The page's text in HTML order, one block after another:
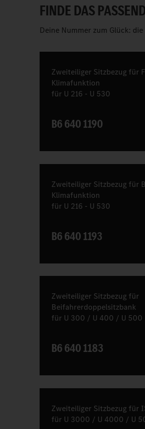
FINDE DAS
Deine Nummer zum Glück:
Zweiteiliger Sitzbezug für
Klimafunktion
für U 216 - U 530
B6 640 1190
Zweiteiliger Sitzbezug für
Klimafunktion
für U 216 - U 530
B6 640 1193
Zweiteiliger Sitzbezug für
Beifahrerdoppelsitzbank
für U 300 / U 400 / U 500
B6 640 1183
Zweiteiliger Sitzbezug für
für U 3000 / U 4000 / U